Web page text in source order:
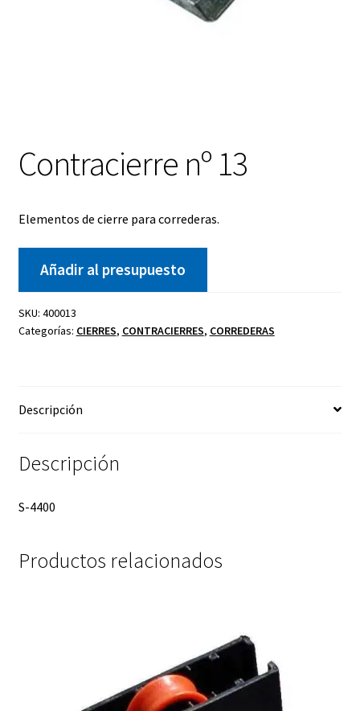
Contracierre nº 13
Elementos de cierre para correderas.
Añadir al presupuesto
SKU: 400013
Categorías: CIERRES, CONTRACIERRES, CORREDERAS
Descripción
Descripción
S-4400
Productos relacionados